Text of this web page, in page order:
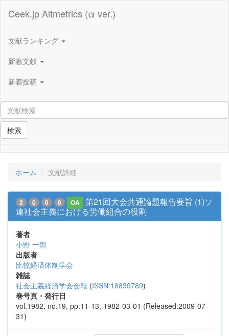
Ceek.jp Altmetrics (α ver.)
文献ランキング
新着文献
新着投稿
検索
ホーム 文献詳細
2 0 0 0 OA
第21回大会共通論題報告要旨 (1)ソ
連社会主義における労働組合の役割
著者
小野 一郎
出版者
比較経済体制学会
雑誌
社会主義経済学会会報 (ISSN:18839789)
巻号頁・発行日
vol.1982, no.19, pp.11-13, 1982-03-01 (Released:2009-07-
31)